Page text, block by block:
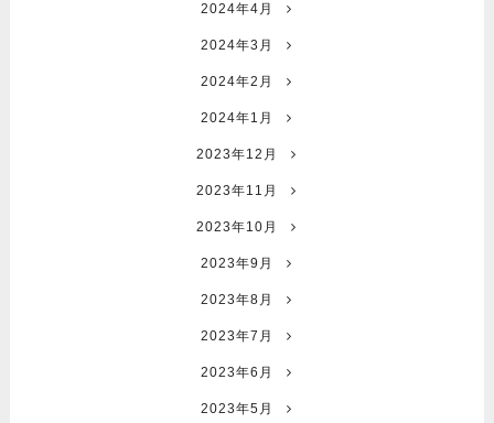
2024年4月
2024年3月
2024年2月
2024年1月
2023年12月
2023年11月
2023年10月
2023年9月
2023年8月
2023年7月
2023年6月
2023年5月